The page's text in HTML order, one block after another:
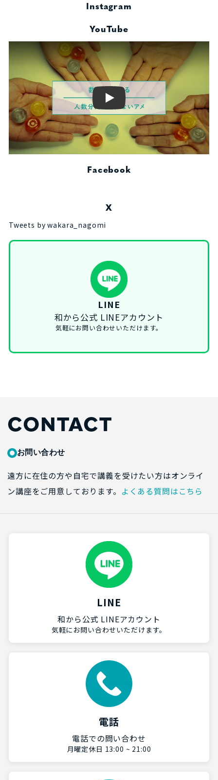
Instagram
YouTube
Play
Facebook
X
Tweets by wakara_nagomi
LINE
和から公式 LINEアカウント
気軽にお問い合わせいただけます。
CONTACT
お問い合わせ
遠方に在住の方や自宅で講義を受けたい方はオンライ
ン講座をご用意しております。 よくある質問はこちら
LINE
和から公式 LINEアカウント
気軽にお問い合わせいただけます。
電話
電話での問い合わせ
月曜定休日 13:00 ~ 21:00